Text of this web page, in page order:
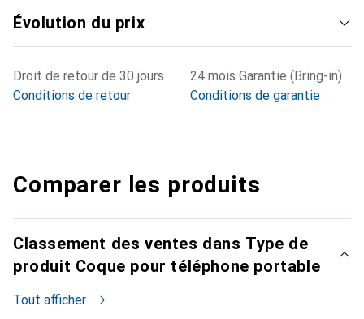
Évolution du prix
Droit de retour de 30 jours
Conditions de retour
24 mois Garantie (Bring-in)
Conditions de garantie
Comparer les produits
Classement des ventes dans Type de
produit Coque pour téléphone portable
Tout afficher